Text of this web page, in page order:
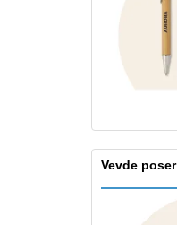
Vevde poser